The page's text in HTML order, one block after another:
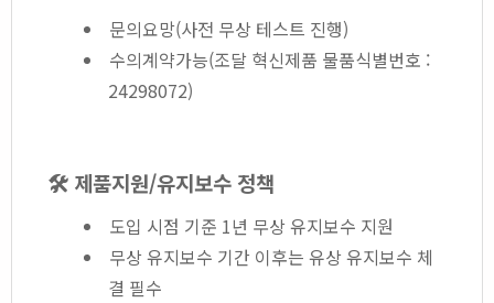
문의요망(사전 무상 테스트 진행)
수의계약가능(조달 혁신제품 물품식별번호 :
24298072)
🛠️ 제품지원/유지보수 정책
도입 시점 기준 1년 무상 유지보수 지원
무상 유지보수 기간 이후는 유상 유지보수 체
결 필수